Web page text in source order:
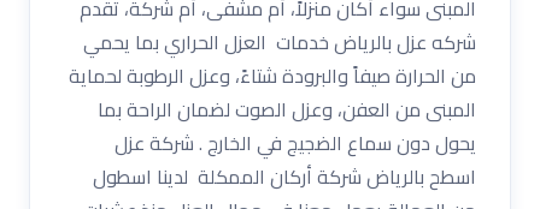
المبنى سواء أكان منزلاً، أم مشفى، أم شركة، تقدم
شركه عزل بالرياض خدمات العزل الحراري بما يحمي
من الحرارة صيفاً والبرودة شتاءً، وعزل الرطوبة لحماية
المبنى من العفن، وعزل الصوت لضمان الراحة بما
يحول دون سماع الضجيج في الخارج . شركة عزل
اسطح بالرياض شركة أركان الممكلة لدينا اسطول